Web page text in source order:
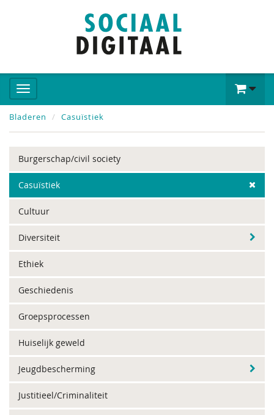
Bladeren Casuïstiek
Burgerschap/civil society
Casuïstiek
Cultuur
Diversiteit
Ethiek
Geschiedenis
Groepsprocessen
Huiselijk geweld
Jeugdbescherming
Justitieel/Criminaliteit